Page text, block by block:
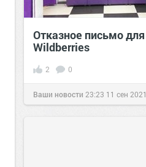
Отказное письмо для
Wildberries
2 0
Ваши новости 23:23 11 сен 2021